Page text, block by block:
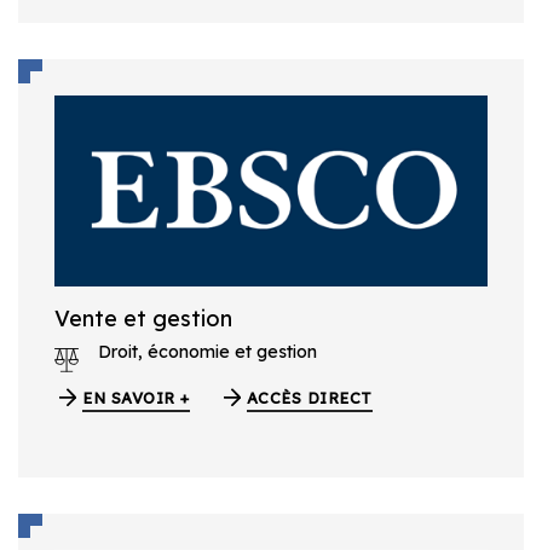
Vente et gestion
Droit, économie et gestion
EN SAVOIR + ACCÈS DIRECT